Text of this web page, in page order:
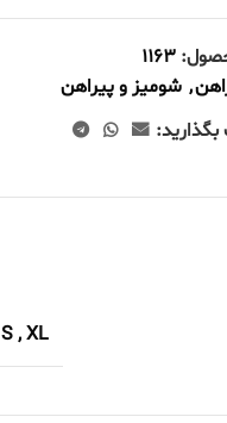
1163
, شومیز و پیراهن
S,XL